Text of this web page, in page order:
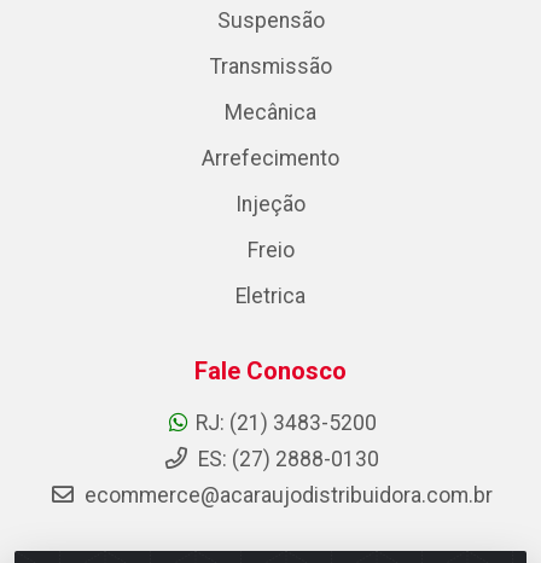
Suspensão
Transmissão
Mecânica
Arrefecimento
Injeção
Freio
Eletrica
Fale Conosco
RJ: (21) 3483-5200
ES: (27) 2888-0130
ecommerce@acaraujodistribuidora.com.br